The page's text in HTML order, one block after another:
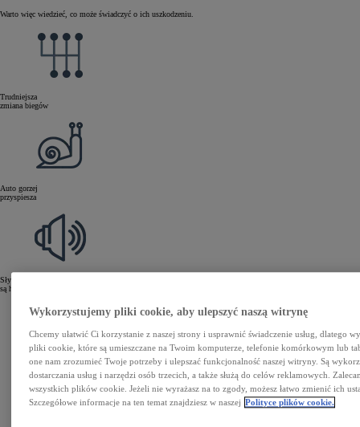
Warto więc wiedzieć, co może świadczyć o ich uszkodzeniu.
Trudniejsza
zmiana biegów
Auto gorzej
przyspiesza
Słyszalne
są hałasy
Wykorzystujemy pliki cookie, aby ulepszyć naszą witrynę
Chcemy ułatwić Ci korzystanie z naszej strony i usprawnić świadczenie usług, dlatego
pliki cookie, które są umieszczane na Twoim komputerze, telefonie komórkowym lub
one nam zrozumieć Twoje potrzeby i ulepszać funkcjonalność naszej witryny. Są
dostarczania usług i narzędzi osób trzecich, a także służą do celów reklamowych.
wszystkich plików cookie. Jeżeli nie wyrażasz na to zgody, możesz łatwo zmienić ich
Szczegółowe informacje na ten temat znajdziesz w naszej Polityce plików cookie.